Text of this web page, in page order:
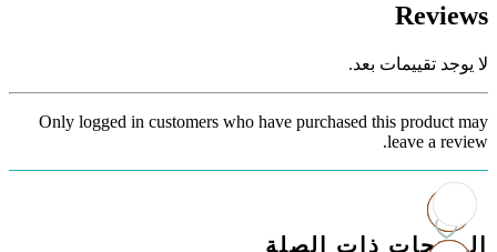
Reviews
لا يوجد تقييمات بعد.
Only logged in customers who have purchased this product may
leave a review.
المنتجات ذات الصلة